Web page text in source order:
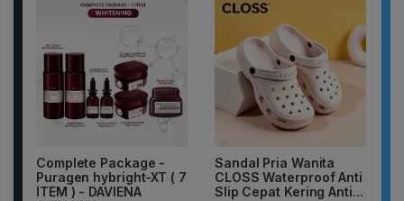
Complete Package -
Puragen hybright-XT ( 7
ITEM ) - DAVIENA
Sandal Pria Wanita
CLOSS Waterproof Anti
Slip Cepat Kering Anti...